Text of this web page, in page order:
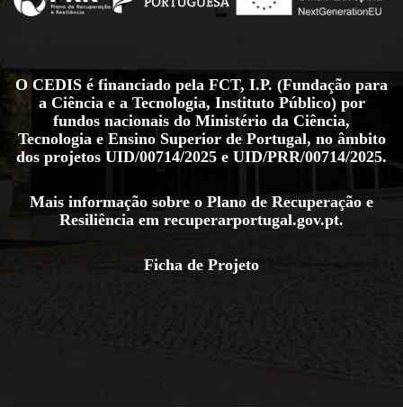
O CEDIS é financiado pela FCT, I.P. (Fundação para
a Ciência e a Tecnologia, Instituto Público) por
fundos nacionais do Ministério da Ciência,
Tecnologia e Ensino Superior de Portugal, no âmbito
dos projetos UID/00714/2025 e UID/PRR/00714/2025.
Mais informação sobre o Plano de Recuperação e
Resiliência em recuperarportugal.gov.pt.
Ficha de Projeto